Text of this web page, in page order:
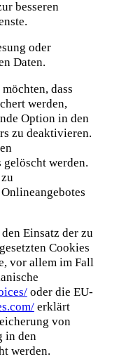
besseren
oder
Daten.
dass
werden,
Option in den
zu deaktivieren.
gelöscht werden.
Einsatz der zu
Cookies
vor allem im Fall
oder die EU-
erklärt
von
in den
werden.